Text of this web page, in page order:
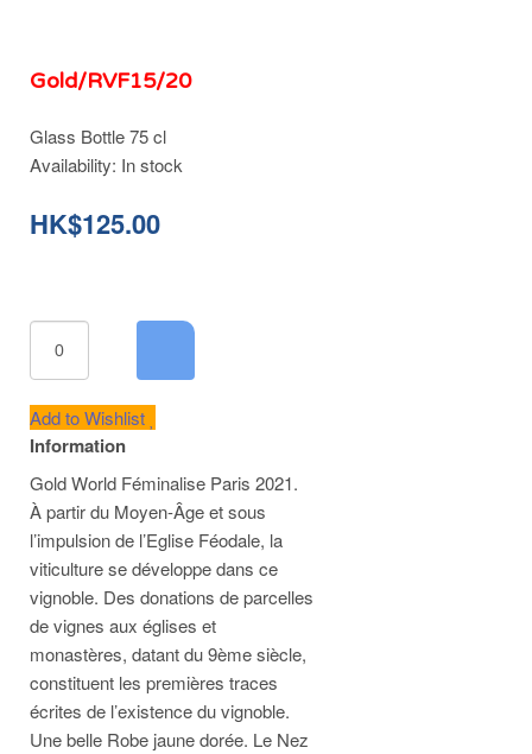
Gold/RVF15/20
Glass Bottle 75 cl
Availability: In stock
HK$125.00
Add to Wishlist
Information
Gold World Féminalise Paris 2021.
À partir du Moyen-Âge et sous
l’impulsion de l’Eglise Féodale, la
viticulture se développe dans ce
vignoble. Des donations de parcelles
de vignes aux églises et
monastères, datant du 9ème siècle,
constituent les premières traces
écrites de l’existence du vignoble.
Une belle Robe jaune dorée. Le Nez